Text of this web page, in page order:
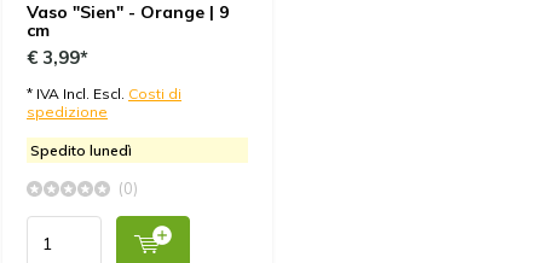
Vaso "Sien" - Orange | 9
cm
€ 3,99*
* IVA Incl. Escl. Costi di
spedizione
Spedito lunedì
(0)